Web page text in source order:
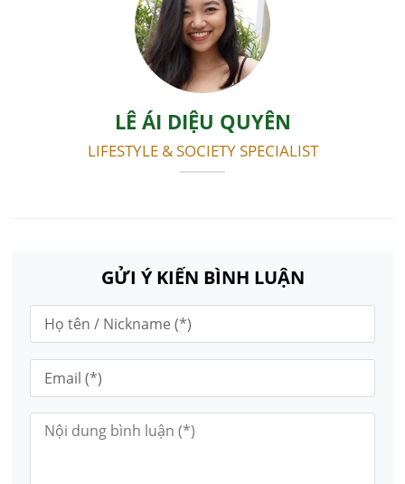
LÊ ÁI DIỆU QUYÊN
LIFESTYLE & SOCIETY SPECIALIST
GỬI Ý KIẾN BÌNH LUẬN